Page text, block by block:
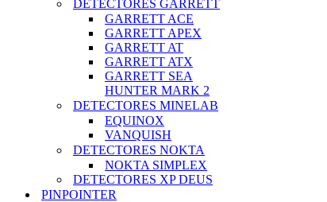
DETECTORES GARRETT
GARRETT ACE
GARRETT APEX
GARRETT AT
GARRETT ATX
GARRETT SEA
HUNTER MARK 2
DETECTORES MINELAB
EQUINOX
VANQUISH
DETECTORES NOKTA
NOKTA SIMPLEX
DETECTORES XP DEUS
PINPOINTER